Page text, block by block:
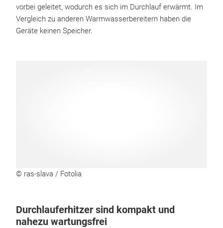
vorbei geleitet, wodurch es sich im Durchlauf erwärmt. Im
Vergleich zu anderen Warmwasserbereitern haben die
Geräte keinen Speicher.
© ras-slava / Fotolia
Durchlauferhitzer sind kompakt und
nahezu wartungsfrei